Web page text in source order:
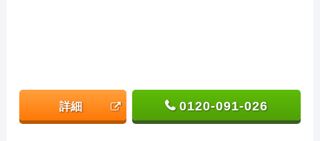
詳細 0120-091-026